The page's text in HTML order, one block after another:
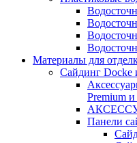
Материалы для
Сайдинг Docke
Premium и
Панели